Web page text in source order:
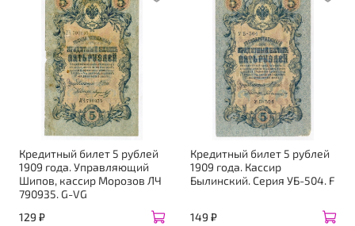
Кредитный билет 5 рублей
1909 года. Управляющий
Шипов, кассир Морозов ЛЧ
790935. G-VG
129 ₽
Кредитный билет 5 рублей
1909 года. Кассир
Былинский. Серия УБ-504. F
149 ₽